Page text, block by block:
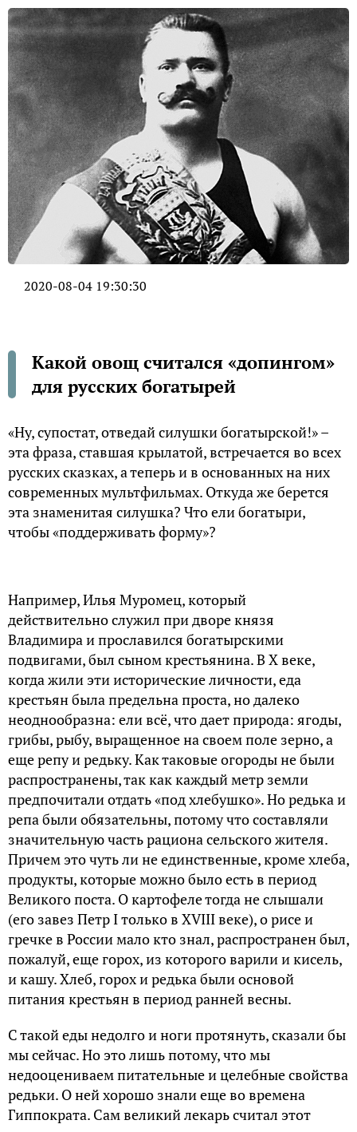
2020-08-04 19:30:30
Какой овощ считался «допингом»
для русских богатырей
«Ну, супостат, отведай силушки богатырской!» –
эта фраза, ставшая крылатой, встречается во всех
русских сказках, а теперь и в основанных на них
современных мультфильмах. Откуда же берется
эта знаменитая силушка? Что ели богатыри,
чтобы «поддерживать форму»?
Например, Илья Муромец, который
действительно служил при дворе князя
Владимира и прославился богатырскими
подвигами, был сыном крестьянина. В Х веке,
когда жили эти исторические личности, еда
крестьян была предельна проста, но далеко
неоднообразна: ели всё, что дает природа: ягоды,
грибы, рыбу, выращенное на своем поле зерно, а
еще репу и редьку. Как таковые огороды не были
распространены, так как каждый метр земли
предпочитали отдать «под хлебушко». Но редька и
репа были обязательны, потому что составляли
значительную часть рациона сельского жителя.
Причем это чуть ли не единственные, кроме хлеба,
продукты, которые можно было есть в период
Великого поста. О картофеле тогда не слышали
(его завез Петр I только в XVIII веке), о рисе и
гречке в России мало кто знал, распространен был,
пожалуй, еще горох, из которого варили и кисель,
и кашу. Хлеб, горох и редька были основой
питания крестьян в период ранней весны.
С такой еды недолго и ноги протянуть, сказали бы
мы сейчас. Но это лишь потому, что мы
недооцениваем питательные и целебные свойства
редьки. О ней хорошо знали еще во времена
Гиппократа. Сам великий лекарь считал этот